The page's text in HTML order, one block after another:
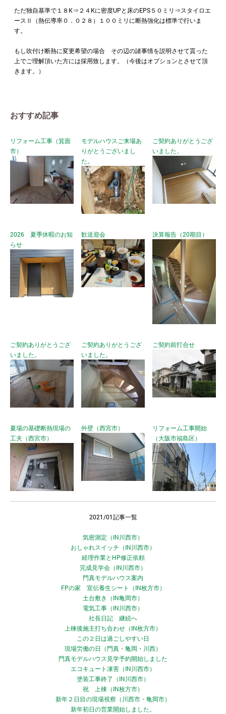
ただ独自基準で１８K⇒２４Kに密度UPと床のEPS５０ミリ⇒スタイロエ
ースⅡ（熱伝導率０．０２８）１００ミリに断熱強化は標準で行いま
す。
もし吹付け断熱に変更希望の場合 その辺の諸事情を説明させて貰った
上でご理解頂いた方には採用致します。（今後はオプションとさせて頂
きます。）
おすすめ記事
リフォーム工事（箕面
市）
モデルハウスご来場あ
りがとうございまし
た。
ご契約ありがとうござ
いました。
2026 夏季休暇のお知
らせ
歓送迎会 決算報告（20期目）
ご契約ありがとうござ
いました。
ご契約ありがとうござ
いました。
ご契約前打合せ
夏場の基礎断熱現場の
工夫（西宮市）
外壁（西宮市）
リフォーム工事開始
（大阪市福島区）
2021/01記事一覧
気密測定（IN川西市）
おしゃれスイッチ（IN川西市）
経理作業とHP修正依頼
完成見学会（IN川西市）
門真モデルハウス案内
FPの家 宣伝養生シート（IN枚方市）
土台敷き（IN亀岡市）
電気工事（IN川西市）
社長日記 継続へ
上棟後施主打ち合わせ（IN枚方市）
この２日は過ごしやすい日
現場労働の日（門真・亀岡・川西）
門真モデルハウス見学予約開始しました
エコキュート凍害（IN川西市）
塗装工事終了（IN川西市）
祝 上棟（IN枚方市）
新年２日目の現場視察（川西市・亀岡市）
新年初日の営業開始しました。